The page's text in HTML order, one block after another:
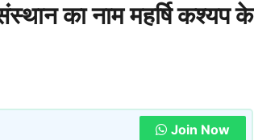
का नाम महर्षि कश्यप के
Join Now